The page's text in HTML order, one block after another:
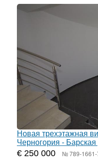
Новая трехэтажная
Черногория -
€ 250 000 № 789-1661-